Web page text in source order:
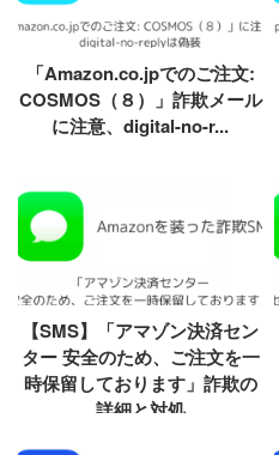
「Amazon.co.jpでのご注文:
COSMOS（８）」詐欺メール
に注意、digital-no-r...
【SMS】「アマゾン決済セン
ター 安全のため、ご注文を一
時保留しております」詐欺の
詳細と対処